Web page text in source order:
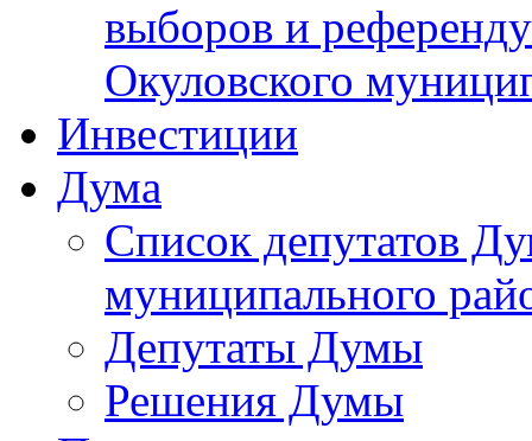
выборов и
Окуловского
Инвестиции
Дума
Список депутатов
муниципального
Депутаты Думы
Решения Думы